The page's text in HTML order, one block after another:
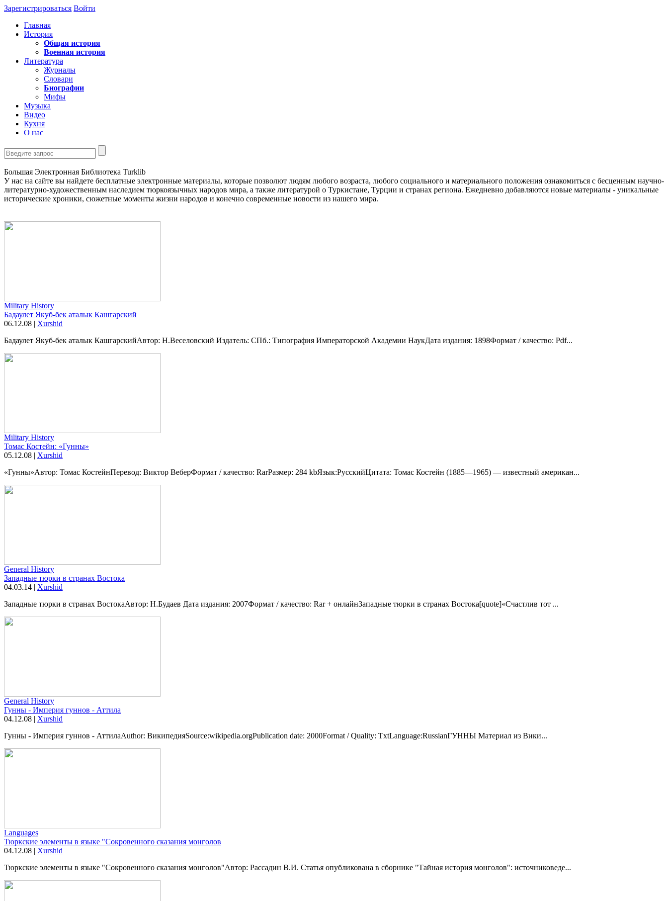
Зарегистрироваться Войти
Главная
История
Общая история
Военная история
Литература
Журналы
Словари
Биографии
Мифы
Музыка
Видео
Кухня
О нас
Большая Электронная Библиотека Turklib
У нас на сайте вы найдете бесплатные электронные материалы, которые позволют людям любого возраста, любого социального и материального положения ознакомиться с бесценным научно-
литературно-художественным наследием тюркоязычных народов мира, а также литературой о Туркистане, Турции и странах региона. Ежедневно добавляются новые материалы - уникальные
исторические хроники, сюжетные моменты жизни народов и конечно современные новости из нашего мира.
Military History
Бадаулет Якуб-бек аталык Кашгарский
06.12.08 | Xurshid
Бадаулет Якуб-бек аталык КашгарскийАвтор: H.Веселовский Издатель: СПб.: Типография Императорской Академии НаукДата издания: 1898Формат / качество: Pdf...
Military History
Томас Костейн: «Гунны»
05.12.08 | Xurshid
«Гунны»Автор: Томас КостейнПеревод: Виктор ВеберФормат / качество: RarРазмер: 284 kbЯзык:РусскийЦитата: Томас Костейн (1885—1965) — известный американ...
General History
Западные тюрки в странах Востока
04.03.14 | Xurshid
Западные тюрки в странах ВостокаАвтор: Н.Будаев Дата издания: 2007Формат / качество: Rar + онлайнЗападные тюрки в странах Востока[quote]«Счастлив тот ...
General History
Гунны - Империя гуннов - Аттила
04.12.08 | Xurshid
Гунны - Империя гуннов - АттилаAuthor: ВикипедияSource:wikipedia.orgPublication date: 2000Format / Quality: TxtLanguage:RussianГУННЫ Материал из Вики...
Languages
Тюркские элементы в языке "Сокровенного сказания монголов
04.12.08 | Xurshid
Тюркские элементы в языке "Сокровенного сказания монголов"Автор: Рассадин В.И. Статья опубликована в сборнике "Тайная история монголов": источниковеде...